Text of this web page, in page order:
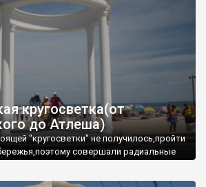
кругосветка(от
до Атлеша)
"кругосветки" не получилось,пройти
совершали радиальные